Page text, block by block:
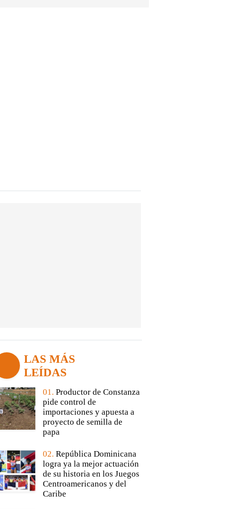
LAS MÁS
LEÍDAS
01. Productor de Constanza
pide control de
importaciones y apuesta a
proyecto de semilla de
papa
02. República Dominicana
logra ya la mejor actuación
de su historia en los Juegos
Centroamericanos y del
Caribe